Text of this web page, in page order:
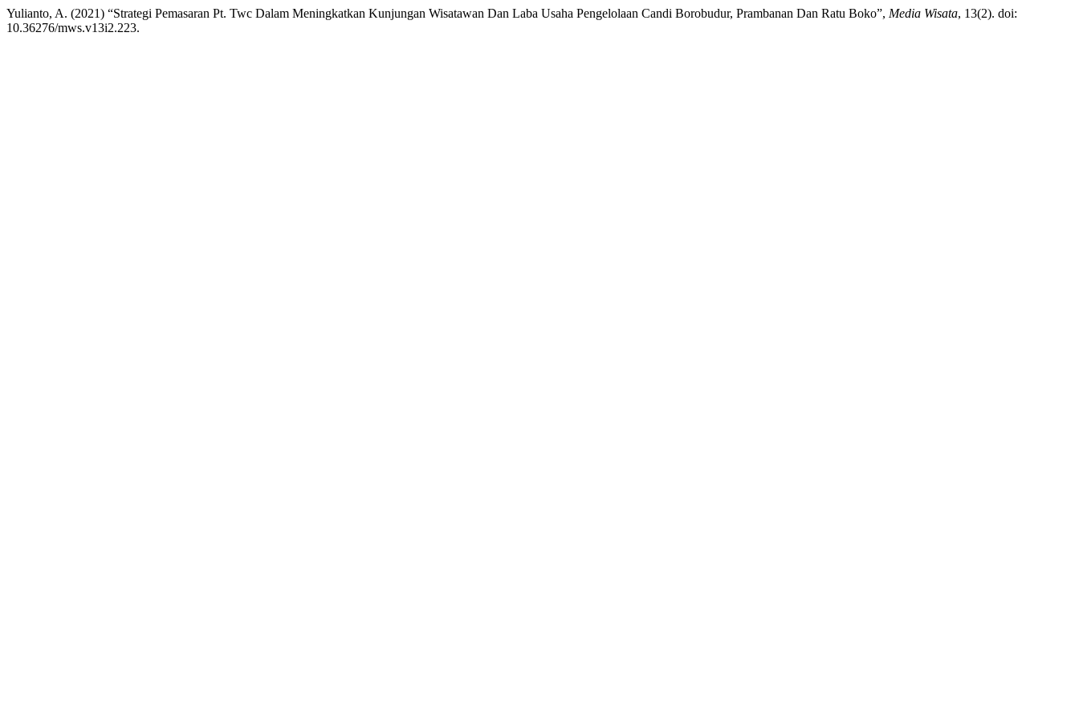
Yulianto, A. (2021) “Strategi Pemasaran Pt. Twc Dalam Meningkatkan Kunjungan Wisatawan Dan Laba Usaha Pengelolaan Candi Borobudur, Prambanan Dan Ratu Boko”, Media Wisata, 13(2). doi:
10.36276/mws.v13i2.223.